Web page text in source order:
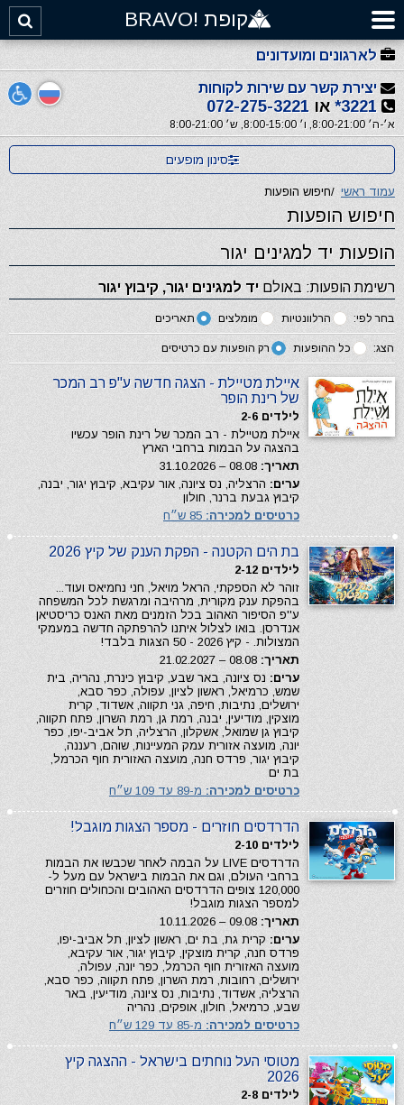
קופת !BRAVO
לארגונים ומועדונים
יצירת קשר עם שירות לקוחות
3221* או 072-275-3221
א׳-ה׳ 8:00-21:00, ו׳ 8:00-15:00, ש׳ 8:00-21:00
סינון מופעים
עמוד ראשי /חיפוש הופעות
חיפוש הופעות
הופעות יד למגינים יגור
רשימת הופעות: באולם יד למגינים יגור, קיבוץ יגור
בחר לפי: הרלוונטיות מומלצים תאריכים
הצג: כל ההופעות רק הופעות עם כרטיסים
איילת מטיילת - הצגה חדשה ע"פ רב המכר
של רינת הופר
לילדים 2-6
איילת מטיילת - רב המכר של רינת הופר עכשיו
בהצגה על הבמות ברחבי הארץ
תאריך:
ערים: הרצליה, נס ציונה, אור עקיבא, קיבוץ יגור, יבנה,
קיבוץ גבעת ברנר, חולון
כרטיסים למכירה:
בת הים הקטנה - הפקת הענק של קיץ 2026
לילדים 2-12
זוהר לא הספקתי, הראל מויאל, חני נחמיאס ועוד...
בהפקת ענק מקורית, מרהיבה ומרגשת לכל המשפחה
ע''פ הסיפור האהוב בכל הזמנים מאת האנס כריסטיאן
אנדרסן. בואו לצלול איתנו להרפתקה חדשה במעמקי
המצולות. - קיץ 2026 - 50 הצגות בלבד!
תאריך:
ערים: נס ציונה, באר שבע, קיבוץ כינרת, נהריה, בית
שמש, כרמיאל, ראשון לציון, עפולה, כפר סבא,
ירושלים, נתיבות, חיפה, גני תקווה, אשדוד, קרית
מוצקין, מודיעין, יבנה, רמת גן, רמת השרון, פתח תקווה,
קיבוץ גן שמואל, אשקלון, הרצליה, תל אביב-יפו, כפר
יונה, מועצה אזורית עמק המעיינות, שוהם, רעננה,
קיבוץ יגור, פרדס חנה, מועצה האזורית חוף הכרמל,
בת ים
כרטיסים למכירה: מ-89 עד 109 ש״ח
הדרדסים חוזרים - מספר הצגות מוגבל!
לילדים 2-10
הדרדסים LIVE על הבמה לאחר שכבשו את הבמות
ברחבי העולם, וגם את הבמות בישראל עם מעל ל-
120,000 צופים הדרדסים האהובים והכחולים חוזרים
למספר הצגות מוגבל!
תאריך:
ערים: קרית גת, בת ים, ראשון לציון, תל אביב-יפו,
פרדס חנה, קרית מוצקין, קיבוץ יגור, אור עקיבא,
מועצה האזורית חוף הכרמל, כפר יונה, עפולה,
ירושלים, רחובות, רמת השרון, פתח תקווה, כפר סבא,
הרצליה, אשדוד, נתיבות, נס ציונה, מודיעין, באר
שבע, כרמיאל, חולון, אופקים, נהריה
כרטיסים למכירה: מ-85 עד 129 ש״ח
מטוסי העל נוחתים בישראל - ההצגה קיץ
2026
לילדים 2-8